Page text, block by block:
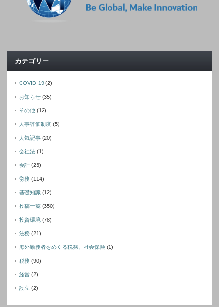
カテゴリー
COVID-19 (2)
お知らせ (35)
その他 (12)
人事評価制度 (5)
人気記事 (20)
会社法 (1)
会計 (23)
労務 (114)
基礎知識 (12)
投稿一覧 (350)
投資環境 (78)
法務 (21)
海外勤務者をめぐる税務、社会保険 (1)
税務 (90)
経営 (2)
設立 (2)